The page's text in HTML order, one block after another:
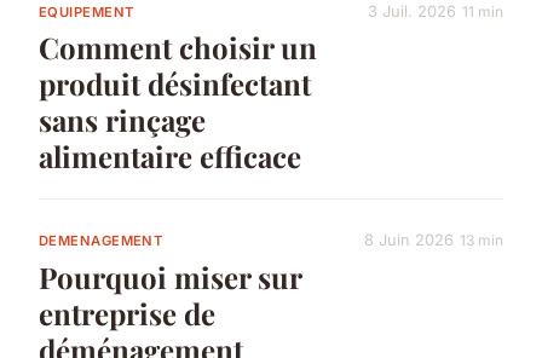
EQUIPEMENT
Comment choisir un
produit désinfectant
sans rinçage
alimentaire efficace
3 Juil. 2026 11 min
DEMENAGEMENT
Pourquoi miser sur
entreprise de
déménagement
8 Juin 2026 13 min